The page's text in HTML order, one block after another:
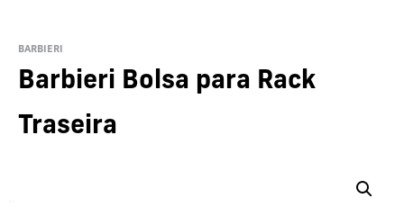
BARBIERI
Barbieri Bolsa para Rack
Traseira